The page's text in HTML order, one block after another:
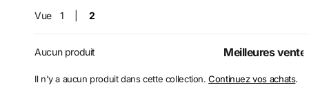
Vue 1 2
Aucun produit
Il n'y a aucun produit dans cette collection.Continuez vos achats.